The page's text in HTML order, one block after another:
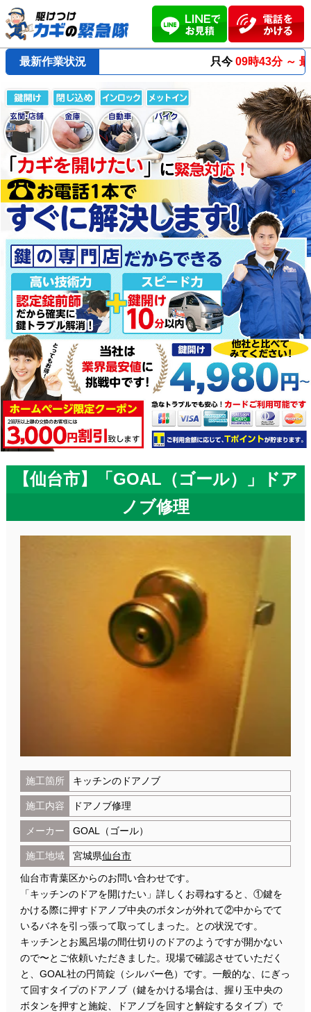
最新作業状況 最短23分で到着！
【仙台市】「GOAL（ゴール）」ドア
ノブ修理
施工箇所 キッチンのドアノブ
施工内容 ドアノブ修理
メーカー GOAL（ゴール）
施工地域 宮城県仙台市
仙台市青葉区からのお問い合わせです。
「キッチンのドアを開けたい」詳しくお尋ねすると、①鍵を
かける際に押すドアノブ中央のボタンが外れて②中からでて
いるバネを引っ張って取ってしまった。との状況です。
キッチンとお風呂場の間仕切りのドアのようですが開かない
ので〜とご依頼いただきました。現場で確認させていただく
と、GOAL社の円筒錠（シルバー色）です。一般的な、にぎっ
て回すタイプのドアノブ（鍵をかける場合は、握り玉中央の
ボタンを押すと施錠、ドアノブを回すと解錠するタイプ）で